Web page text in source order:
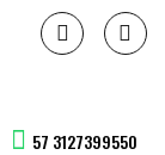
57 3127399550